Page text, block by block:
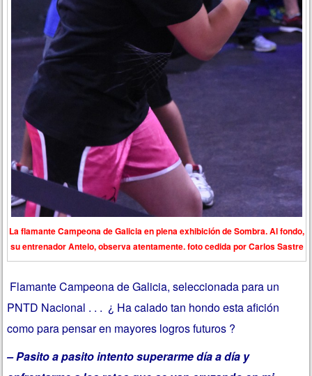
La flamante Campeona de Galicia en plena exhibición de Sombra. Al fondo,
su entrenador Antelo, observa atentamente. foto cedida por Carlos Sastre
Flamante Campeona de Galicia, seleccionada para un
PNTD Nacional . . . ¿ Ha calado tan hondo esta afición
como para pensar en mayores logros futuros ?
– Pasito a pasito intento superarme día a día y